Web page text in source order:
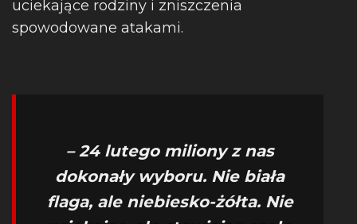
uciekające rodziny i zniszczenia
spowodowane atakami.
– 24 lutego miliony z nas
dokonały wyboru. Nie biała
flaga, ale niebiesko-żółta. Nie